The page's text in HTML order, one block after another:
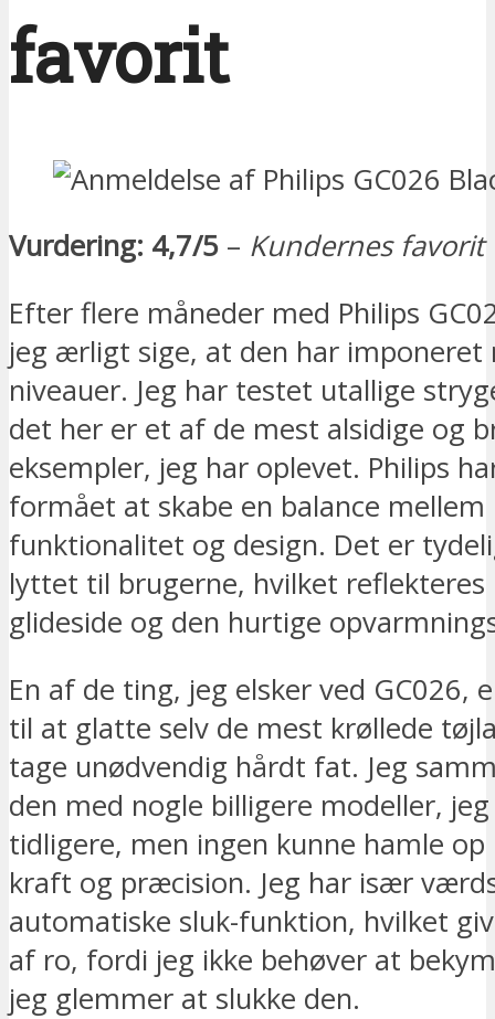
favorit
Vurdering: 4,7/5 – Kundernes favorit
Efter flere måneder med Philips
jeg ærligt sige, at den har imponeret
niveauer. Jeg har testet utallige
det her er et af de mest alsidige og
eksempler, jeg har oplevet. Philips
formået at skabe en balance
funktionalitet og design. Det er
lyttet til brugerne, hvilket reflekteres
glideside og den hurtige
En af de ting, jeg elsker ved GC026,
til at glatte selv de mest krøllede
tage unødvendig hårdt fat. Jeg
den med nogle billigere modeller,
tidligere, men ingen kunne hamle op
kraft og præcision. Jeg har især
automatiske sluk-funktion, hvilket
af ro, fordi jeg ikke behøver at
jeg glemmer at slukke den.